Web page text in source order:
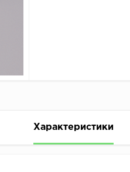
Характеристики